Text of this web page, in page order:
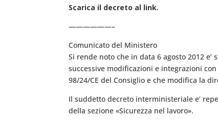
Scarica il decreto al link.
——————–
Comunicato del Ministero
Si rende noto che in data 6 agosto 2012
successive modificazioni e integrazioni
98/24/CE del Consiglio e che modifica la
Il suddetto decreto interministeriale e’
della sezione «Sicurezza nel lavoro».